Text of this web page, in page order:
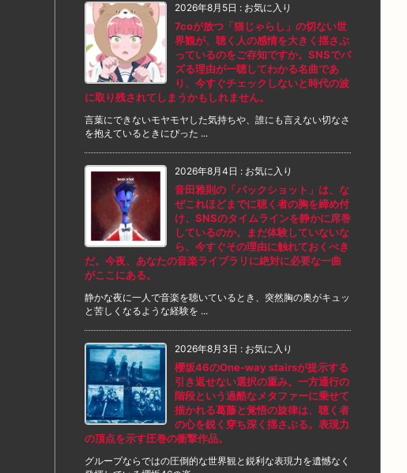
2026年8月5日 : お気に入り
7coが放つ「猫じゃらし」の切ない世
界観が、聴く人の感情を大きく揺さぶ
っているのをご存知ですか。SNSでバ
ズる理由が一聴してわかる名曲であ
り、今すぐチェックしないと時代の波
に取り残されてしまうかもしれません。
言葉にできないモヤモヤした気持ちや、誰にも言えない切なさ
を抱えているときにぴった ...
2026年8月4日 : お気に入り
音田雅則の「バックショット」は、な
ぜこれほどまでに聴く者の胸を締め付
け、SNSのタイムラインを静かに席巻
しているのか。まだ体験していないな
ら、今すぐその理由に触れておくべき
だ。今夜、あなたの音楽ライブラリに絶対に必要な一曲
がここにある。
静かな夜に一人で音楽を聴いているとき、突然胸の奥がキュッ
と苦しくなるような経験を ...
2026年8月3日 : お気に入り
櫻坂46のOne-way stairsが提示する
引き返せない選択の重み。一方通行の
階段という過酷なメタファーに乗せて
描かれる葛藤と覚悟の旋律は、聴く者
の心を鋭く穿ち深く揺さぶる。表現力
の頂点を示す圧巻の衝撃作品。
グループならではの圧倒的な世界観と鋭利な表現力を遺憾なく